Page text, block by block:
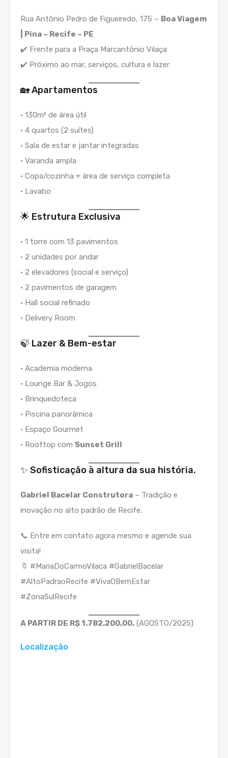
Rua Antônio Pedro de Figueiredo, 175 – Boa Viagem
| Pina – Recife – PE
✔️ Frente para a Praça Marcantônio Vilaça
✔️ Próximo ao mar, serviços, cultura e lazer
🏡 Apartamentos
• 130m² de área útil
• 4 quartos (2 suítes)
• Sala de estar e jantar integradas
• Varanda ampla
• Copa/cozinha + área de serviço completa
• Lavabo
🌟 Estrutura Exclusiva
• 1 torre com 13 pavimentos
• 2 unidades por andar
• 2 elevadores (social e serviço)
• 2 pavimentos de garagem
• Hall social refinado
• Delivery Room
🍃 Lazer & Bem-estar
• Academia moderna
• Lounge Bar & Jogos
• Brinquedoteca
• Piscina panorâmica
• Espaço Gourmet
• Rooftop com Sunset Grill
✨ Sofisticação à altura da sua história.
Gabriel Bacelar Construtora – Tradição e
inovação no alto padrão de Recife.
📞 Entre em contato agora mesmo e agende sua
visita!
🔖 #MariaDoCarmoVilaca #GabrielBacelar
#AltoPadraoRecife #VivaOBemEstar
#ZonaSulRecife
A PARTIR DE R$ 1.782.200,00. (AGOSTO/2025)
Localização